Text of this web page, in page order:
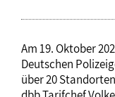
Am 19. Oktober
Deutschen
über 20